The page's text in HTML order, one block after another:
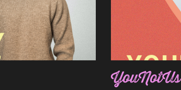
YouNotUs